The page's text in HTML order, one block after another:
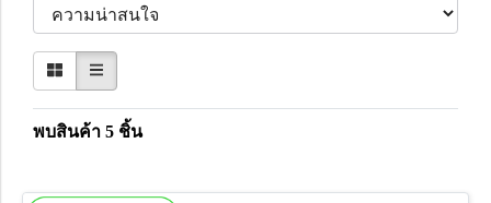
พบสินค้า 5 ชิ้น